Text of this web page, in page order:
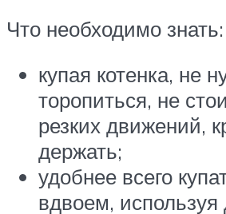
Что необходимо знать:
купая котенка, не
торопиться, не
резких движений,
держать;
удобнее всего
вдвоем, используя